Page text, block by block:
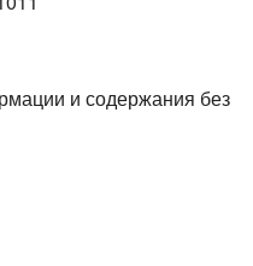
и содержания без